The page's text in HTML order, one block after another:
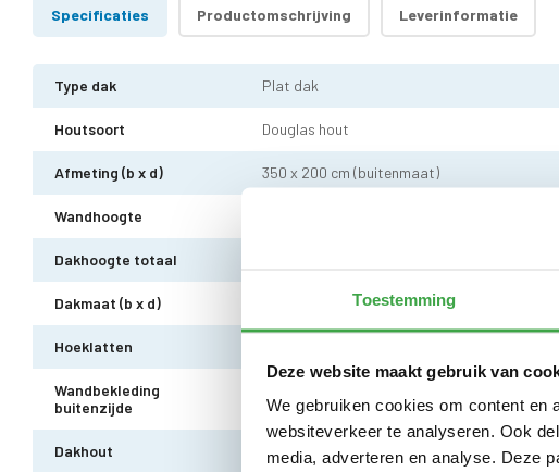
Toestemming
Deze website maakt gebruik van
We gebruiken cookies om content en
websiteverkeer te analyseren. Ook
media, adverteren en analyse. Deze
Specificaties Productomschrijving Leverinformatie
Type dak Plat dak
Houtsoort Douglas hout
Afmeting (b x d) 350 x 200 cm (buitenmaat)
Wandhoogte
Dakhoogte totaal
Dakmaat (b x d)
Hoeklatten
Wandbekleding
buitenzijde
Douglas hout Zweeds rabat horizontaal
Dakhout 18 mm OSB dakhout